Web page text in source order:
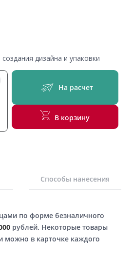
дизайна и упаковки
На расчет
В корзину
Способы нанесения
по форме безналичного
рублей. Некоторые товары
можно в карточке каждого